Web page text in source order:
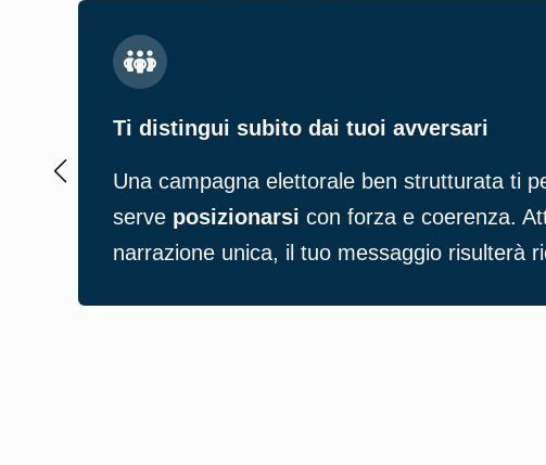
Ti distingui subito dai tuoi avversari
Una campagna elettorale ben strutturata ti
serve posizionarsi con forza e coerenza.
narrazione unica, il tuo messaggio risulterà